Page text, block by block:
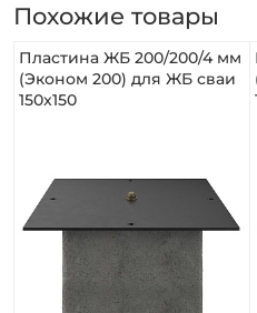
Похожие товары
Пластина ЖБ 200/200/4 мм
(Эконом 200) для ЖБ сваи
150x150